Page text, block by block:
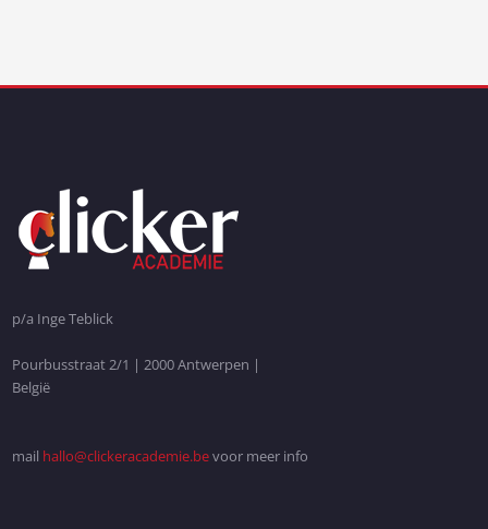
p/a Inge Teblick
Pourbusstraat 2/1 | 2000 Antwerpen |
België
mail hallo@clickeracademie.bevoor meer info